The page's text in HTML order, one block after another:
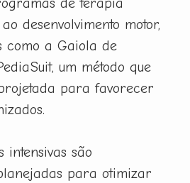
desenvolvimento motor,
como a Gaiola de
um método que
para favorecer
intensivas são
para otimizar